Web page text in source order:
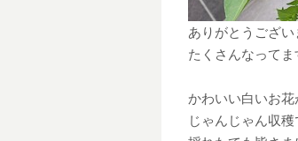
ありがとうござい
たくさんなってま
かわいい白いお花
じゃんじゃん収穫